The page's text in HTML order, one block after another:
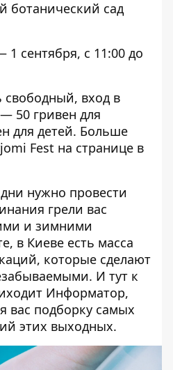
ботанический сад
1 сентября, с 11:00 до
свободный, вход в
50 гривен для
для детей. Больше
Fest на странице в
нужно провести
грели вас
и зимними
в Киеве есть масса
которые сделают
И тут к
Информатор,
вас подборку самых
этих выходных.